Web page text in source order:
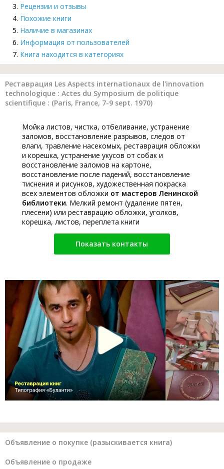
Рецензии и отзывы
Похожие книги
Наличие в магазинах
Информация от пользователей
Книга находится в категориях
Реставрация Les Aspects internationaux de l'innovation
technologique : Actes du Symposium de politique
scientifique : (Paris, France, 7-9 sept. 1970)
Мойка листов, чистка, отбеливание, устранение
заломов, восстановление разрывов, следов от
влаги, травление насекомых, реставрация обложки
и корешка, устранение укусов от собак и
восстановление заломов на картоне,
восстановление после падений, восстановление
тиснения и рисунков, художественная покраска
всех элементов обложки от мастеров Ленинской
библиотеки. Мелкий ремонт (удаление пятен,
плесени) или реставрацию обложки, уголков,
корешка, листов, переплета книги
Показать контакты
Объявление о покупке (разыскивается книга)
Объявление о продаже